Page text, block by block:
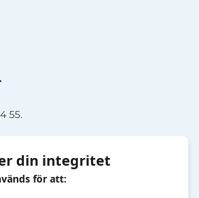
55.
33.din integritet
för att: